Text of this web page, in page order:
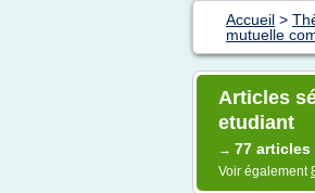
Accueil >
mutuelle
Articles
etudiant
→ 77 articles
Voir également